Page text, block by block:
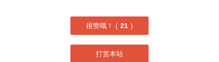
很赞哦！ ( 21 )
打赏本站